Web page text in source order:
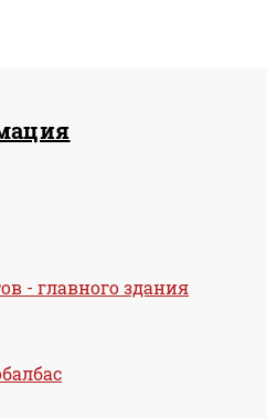
- главного здания